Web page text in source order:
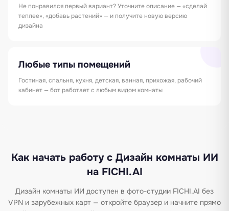
Не понравился первый вариант? Уточните описание — «сделай
теплее», «добавь растений» — и получите новую версию
дизайна
Любые типы помещений
Гостиная, спальня, кухня, детская, ванная, прихожая, рабочий
кабинет — бот работает с любым видом комнаты
Как начать работу с Дизайн комнаты ИИ
на FICHI.AI
Дизайн комнаты ИИ доступен в фото-студии FICHI.AI без
VPN и зарубежных карт — откройте браузер и начните прямо